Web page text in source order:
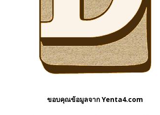
ขอบคุณข้อมูลจาก Yenta4.com